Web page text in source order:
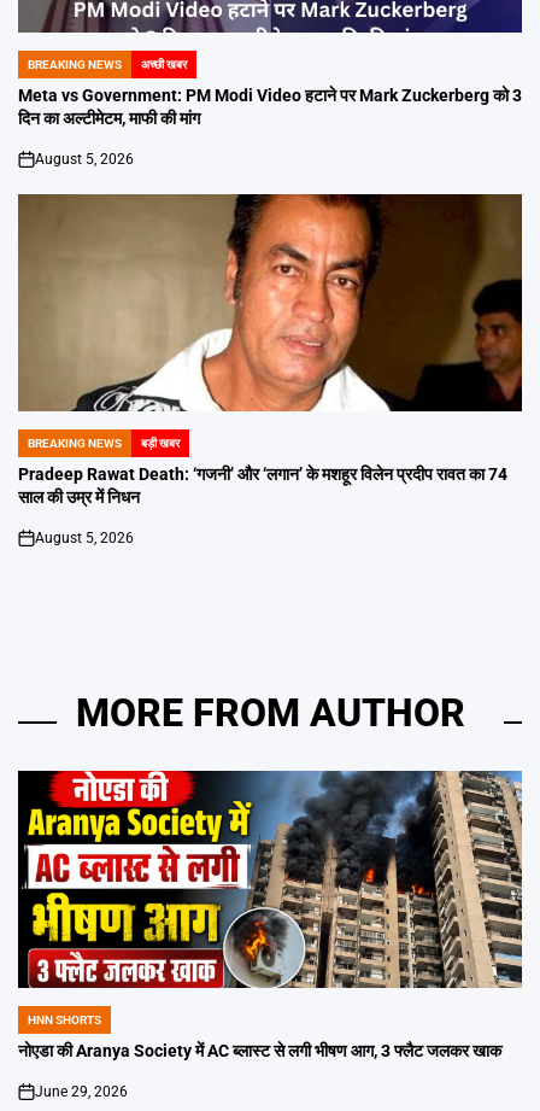
POSTED
IN
BREAKING NEWS अच्छी खबर
Meta vs Government: PM Modi Video हटाने पर Mark Zuckerberg को 3
दिन का अल्टीमेटम, माफी की मांग
on
August 5, 2026
POSTED
IN
BREAKING NEWS बड़ी खबर
Pradeep Rawat Death: ‘गजनी’ और ‘लगान’ के मशहूर विलेन प्रदीप रावत का 74
साल की उम्र में निधन
on
August 5, 2026
MORE FROM AUTHOR
POSTED
IN
HNN SHORTS
नोएडा की Aranya Society में AC ब्लास्ट से लगी भीषण आग, 3 फ्लैट जलकर खाक
on
June 29, 2026